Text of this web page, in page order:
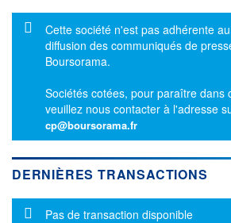
Message d'information
Cette société n'est pas adhérente
diffusion des communiqués de
Boursorama.
Sociétés cotées, pour paraître dans
veuillez nous contacter à l'adresse
cp@boursorama.fr
DERNIÈRES TRANSACTIONS
Message d'information
Pas de transaction disponible